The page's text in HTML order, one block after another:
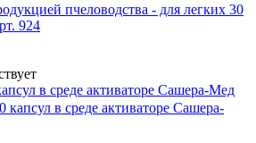
пчеловодства - для легких 30
924
капсул в среде активаторе Сашера-